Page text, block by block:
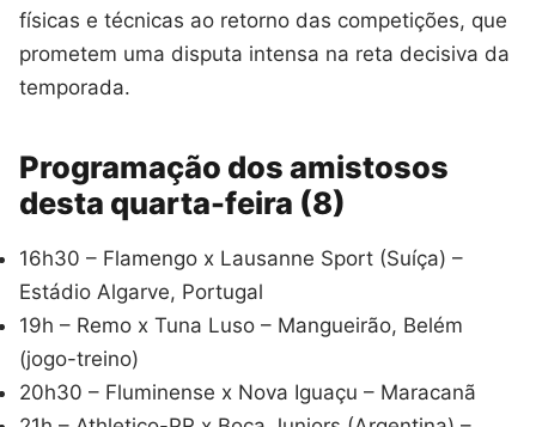
físicas e técnicas ao retorno das competições, que
prometem uma disputa intensa na reta decisiva da
temporada.
Programação dos amistosos
desta quarta-feira (8)
16h30 – Flamengo x Lausanne Sport (Suíça) –
Estádio Algarve, Portugal
19h – Remo x Tuna Luso – Mangueirão, Belém
(jogo-treino)
20h30 – Fluminense x Nova Iguaçu – Maracanã